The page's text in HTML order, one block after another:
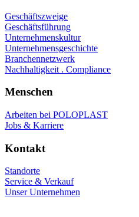
Geschäftszweige
Geschäftsführung
Unternehmenskultur
Unternehmensgeschichte
Branchennetzwerk
Nachhaltigkeit . Compliance
Menschen
Arbeiten bei POLOPLAST
Jobs & Karriere
Kontakt
Standorte
Service & Verkauf
Unser Unternehmen